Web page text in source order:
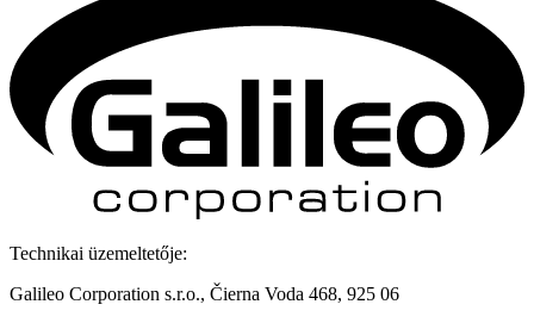
Technikai üzemeltetője:
Galileo Corporation s.r.o., Čierna Voda 468, 925 06